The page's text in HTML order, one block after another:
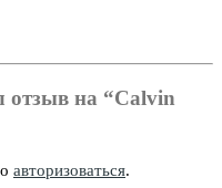
отзыв на “Calvin
авторизоваться.